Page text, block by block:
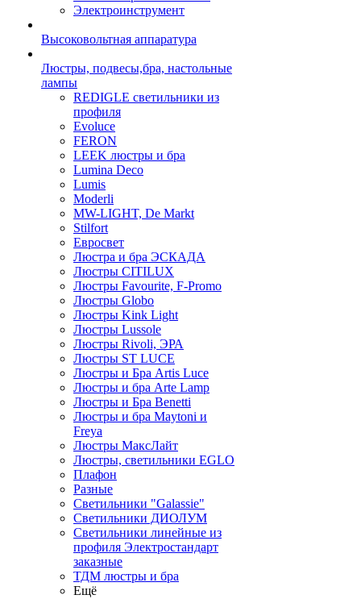
Электроинструмент
Высоковольтная аппаратура
Люстры, подвесы,бра, настольные
лампы
REDIGLE светильники из
профиля
Evoluce
FERON
LEEK люстры и бра
Lumina Deco
Lumis
Moderli
MW-LIGHT, De Markt
Stilfort
Евросвет
Люстра и бра ЭСКАДА
Люстры CITILUX
Люстры Favourite, F-Promo
Люстры Globo
Люстры Kink Light
Люстры Lussole
Люстры Rivoli, ЭРА
Люстры ST LUCE
Люстры и Бра Artis Luce
Люстры и бра Arte Lamp
Люстры и Бра Benetti
Люстры и бра Maytoni и
Freya
Люстры МаксЛайт
Люстры, светильники EGLO
Плафон
Разные
Светильники "Galassie"
Светильники ДИОЛУМ
Светильники линейные из
профиля Электростандарт
заказные
ТДМ люстры и бра
Ещё